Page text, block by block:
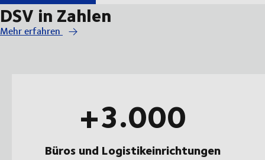
DSV in Zahlen
Mehr erfahren
+3.000
Büros und Logistikeinrichtungen